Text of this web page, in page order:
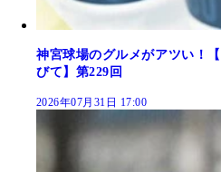
神宮球場のグルメがアツい！
びて】第229回
2026年07月31日 17:00